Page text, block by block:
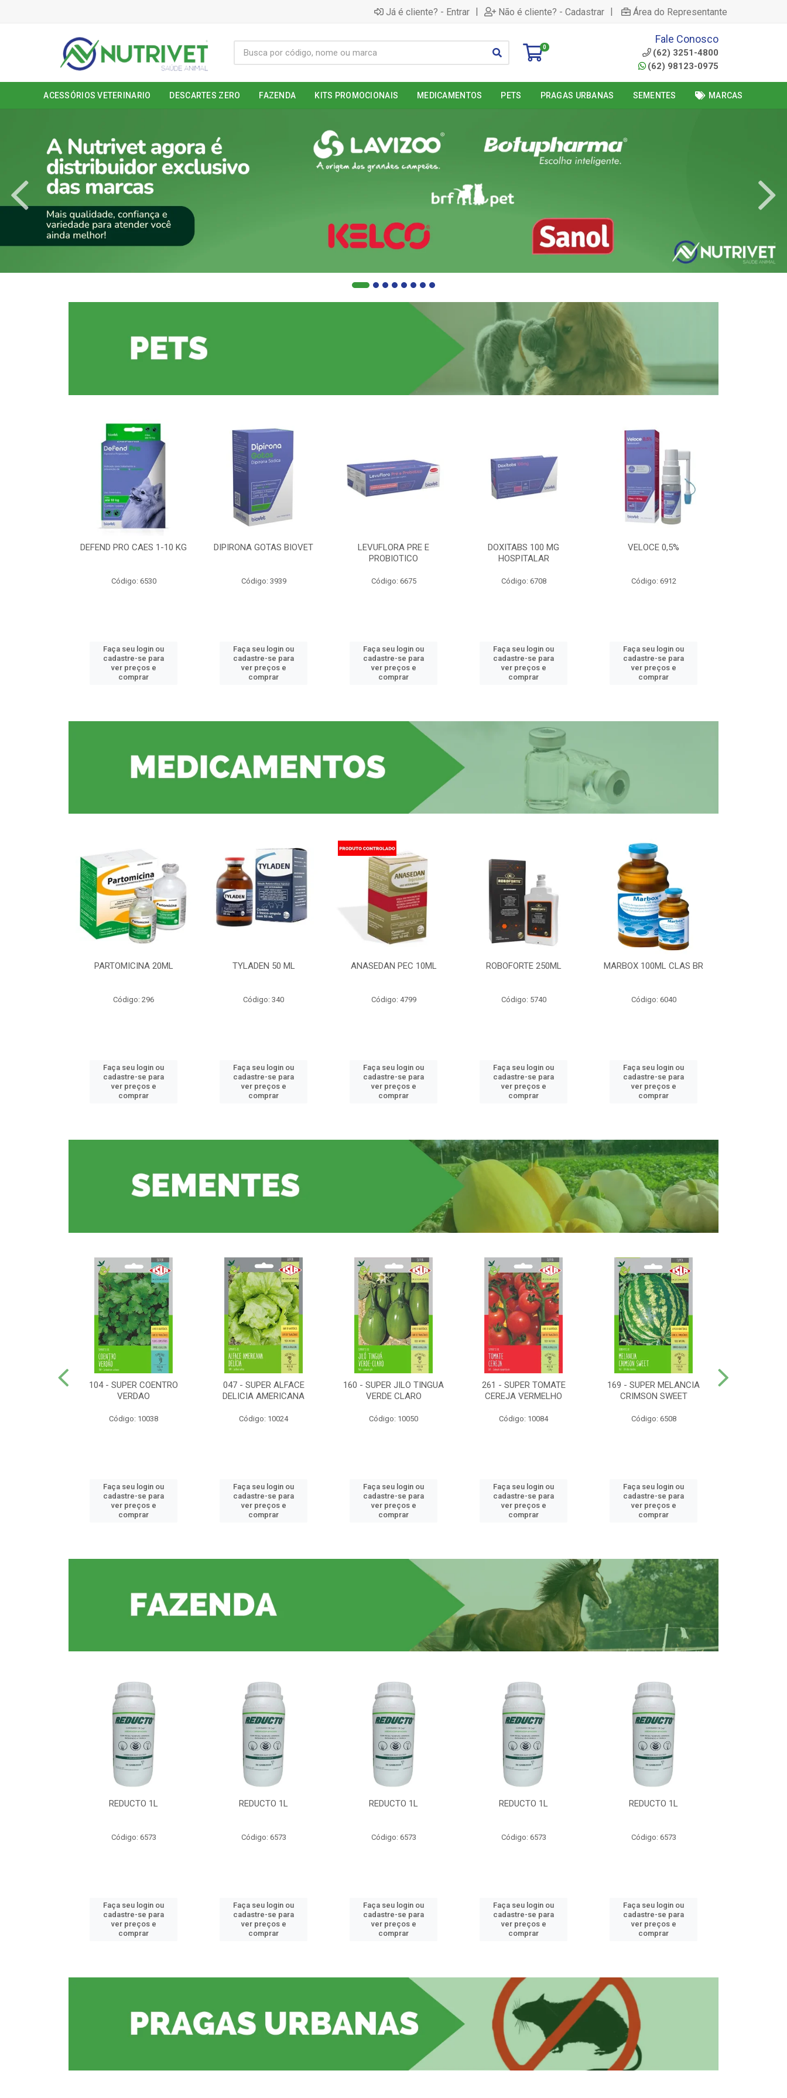
Já é cliente? - Entrar | Não é cliente? - Cadastrar | Área do Representante
0
Fale Conosco
(62) 3251-4800
(62) 98123-0975
ACESSÓRIOS VETERINARIO DESCARTES ZERO FAZENDA KITS PROMOCIONAIS MEDICAMENTOS PETS PRAGAS URBANAS SEMENTES MARCAS
DEFEND PRO CAES 1-10 KG
Código: 6530
Faça seu login ou
cadastre-se para
ver preços e
comprar
DIPIRONA GOTAS BIOVET
Código: 3939
Faça seu login ou
cadastre-se para
ver preços e
comprar
LEVUFLORA PRE E
PROBIOTICO
Código: 6675
Faça seu login ou
cadastre-se para
ver preços e
comprar
DOXITABS 100 MG
HOSPITALAR
Código: 6708
Faça seu login ou
cadastre-se para
ver preços e
comprar
VELOCE 0,5%
Código: 6912
Faça seu login ou
cadastre-se para
ver preços e
comprar
PARTOMICINA 20ML
Código: 296
Faça seu login ou
cadastre-se para
ver preços e
comprar
TYLADEN 50 ML
Código: 340
Faça seu login ou
cadastre-se para
ver preços e
comprar
ANASEDAN PEC 10ML
Código: 4799
Faça seu login ou
cadastre-se para
ver preços e
comprar
ROBOFORTE 250ML
Código: 5740
Faça seu login ou
cadastre-se para
ver preços e
comprar
MARBOX 100ML CLAS BR
Código: 6040
Faça seu login ou
cadastre-se para
ver preços e
comprar
104 - SUPER COENTRO
VERDAO
Código: 10038
Faça seu login ou
cadastre-se para
ver preços e
comprar
047 - SUPER ALFACE
DELICIA AMERICANA
Código: 10024
Faça seu login ou
cadastre-se para
ver preços e
comprar
160 - SUPER JILO TINGUA
VERDE CLARO
Código: 10050
Faça seu login ou
cadastre-se para
ver preços e
comprar
261 - SUPER TOMATE
CEREJA VERMELHO
Código: 10084
Faça seu login ou
cadastre-se para
ver preços e
comprar
169 - SUPER MELANCIA
CRIMSON SWEET
Código: 6508
Faça seu login ou
cadastre-se para
ver preços e
comprar
REDUCTO 1L
Código: 6573
Faça seu login ou
cadastre-se para
ver preços e
comprar
REDUCTO 1L
Código: 6573
Faça seu login ou
cadastre-se para
ver preços e
comprar
REDUCTO 1L
Código: 6573
Faça seu login ou
cadastre-se para
ver preços e
comprar
REDUCTO 1L
Código: 6573
Faça seu login ou
cadastre-se para
ver preços e
comprar
REDUCTO 1L
Código: 6573
Faça seu login ou
cadastre-se para
ver preços e
comprar